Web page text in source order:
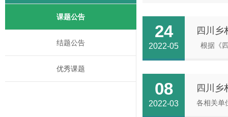
课题公告
结题公告
优秀课题
24
2022-05
四川乡
08
2022-03
四川乡